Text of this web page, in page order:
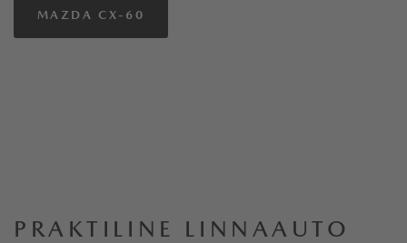
MAZDA CX-60
PRAKTILINE LINNAAUTO